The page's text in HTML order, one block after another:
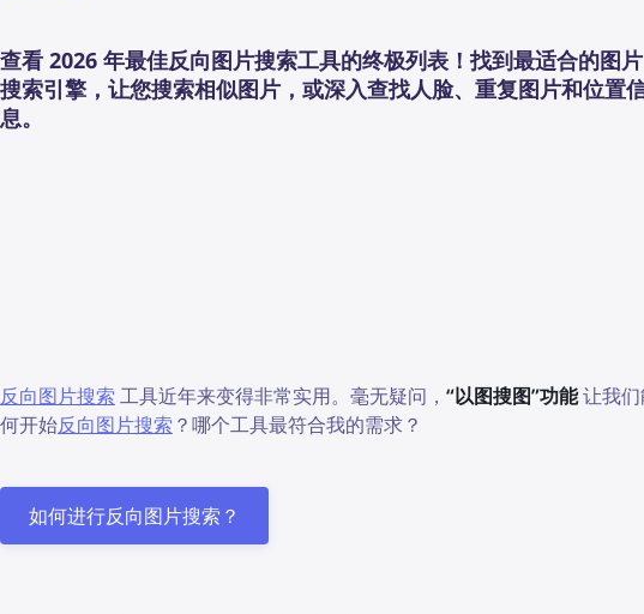
查看 2026 年最佳反向图片搜索工具的终极列表！找到最适合的图片
搜索引擎，让您搜索相似图片，或深入查找人脸、重复图片和位置
息。
反向图片搜索 工具近年来变得非常实用。毫无疑问， “以图搜图”功能让我们
何开始反向图片搜索 ？哪个工具最符合我的需求？
如何进行反向图片搜索？